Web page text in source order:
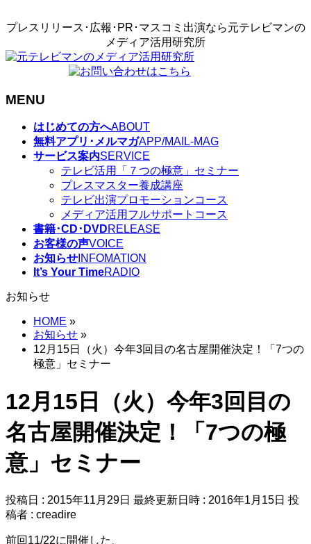
プレスリリース･広報･PR･マスコミ出演なら元テレビマンの
メディア活用研究所
MENU
はじめての方へABOUT
無料アプリ･メルマガAPP/MAIL-MAG
サービス案内SERVICE
テレビ活用「７つの極意」セミナー
プレスマスター養成講座
テレビ出演プロモーションコース
メディア活用フルサポートコース
書籍･CD･DVDRELEASE
お客様の声VOICE
お知らせ INFOMATION
It’s Your TimeRADIO
お知らせ
HOME »
お知らせ »
12月15日（火）今年3回目の名古屋開催決定！「7つの
極意」セミナー
12月15日（火）今年3回目の
名古屋開催決定！「7つの極
意」セミナー
投稿日 : 2015年11月29日 最終更新日時 : 2016年1月15日 投
稿者 : creadire
前回11/22に開催した、